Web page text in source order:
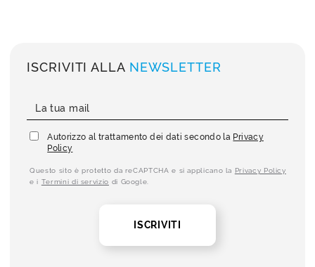
ISCRIVITI ALLA NEWSLETTER
Autorizzo al trattamento dei dati secondo la Privacy
Policy
Questo sito è protetto da reCAPTCHA e si applicano la Privacy Policy
e i Termini di servizio di Google.
ISCRIVITI